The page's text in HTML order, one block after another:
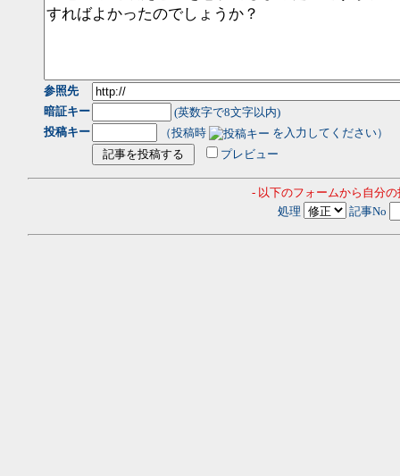
参照先
暗証キー
(英数字で8文字以内)
投稿キー
（投稿時
を入力してください）
プレビュー
- 以下のフォームから自分
処理
記事No